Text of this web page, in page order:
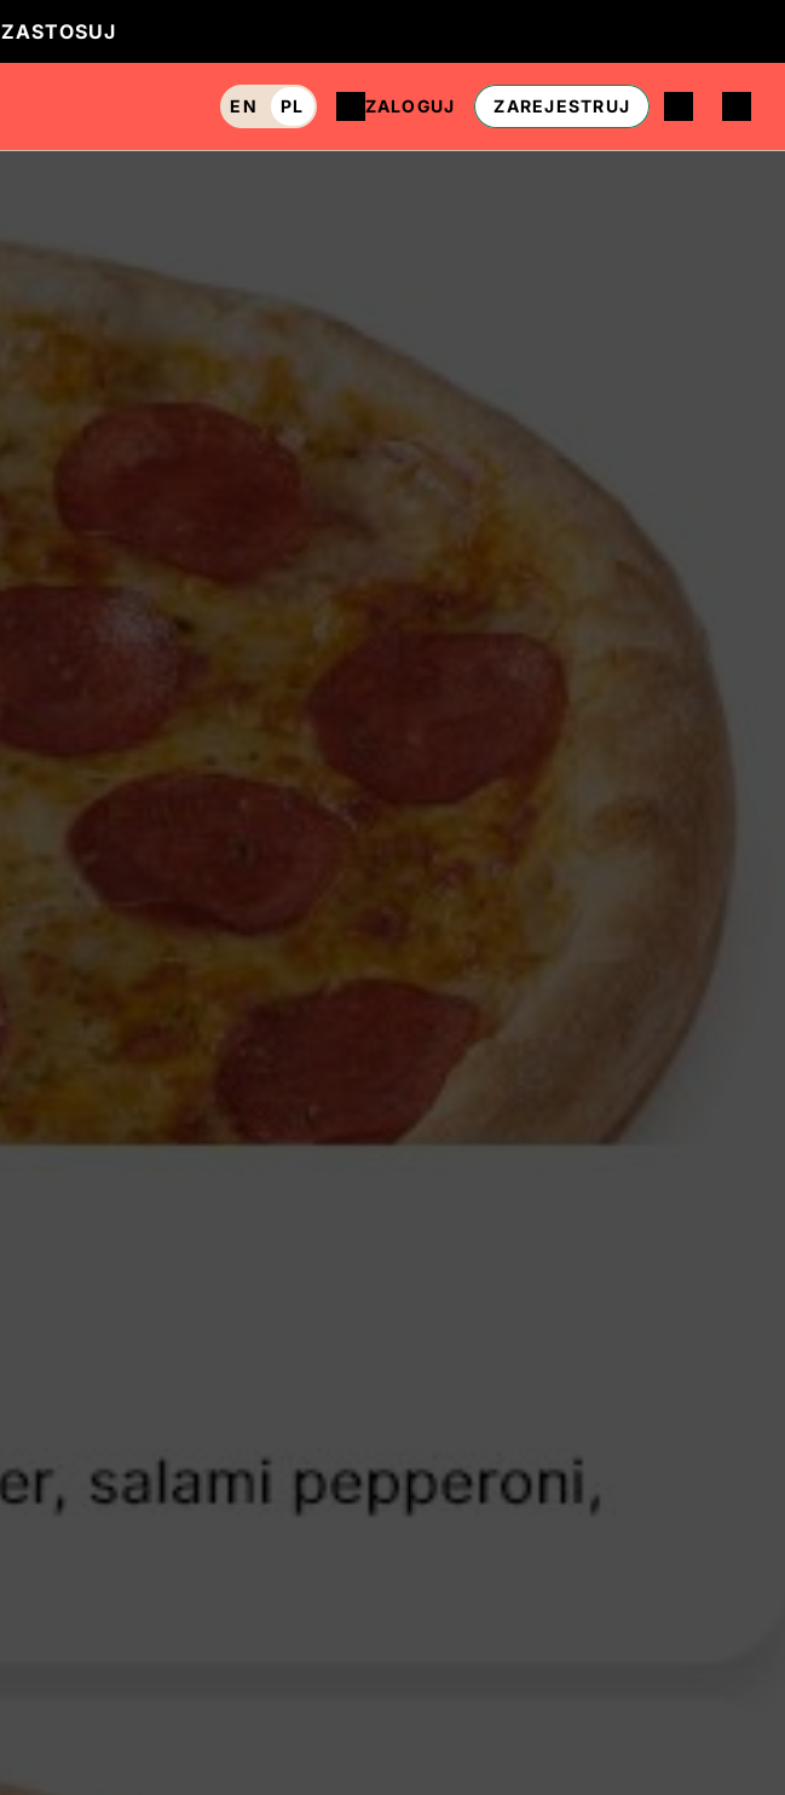
EN PL ZALOGUJ ZAREJESTRUJ
ZASTOSUJ